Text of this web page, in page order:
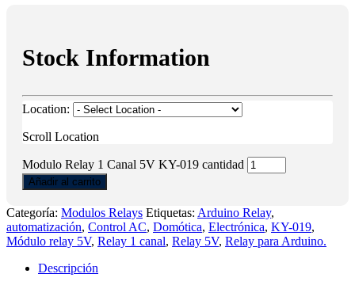
Stock Information
Location:
Scroll Location
Modulo Relay 1 Canal 5V KY-019 cantidad
Añadir al carrito
Categoría: Modulos Relays Etiquetas: Arduino Relay,
automatización, Control AC, Domótica, Electrónica, KY-019,
Módulo relay 5V, Relay 1 canal, Relay 5V, Relay para Arduino.
Descripción